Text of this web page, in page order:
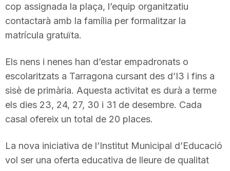
n
cop assignada la plaça, l’equip organitzatiu
contactarà amb la família per formalitzar la
matrícula gratuïta.
Els nens i nenes han d’estar empadronats o
escolaritzats a Tarragona cursant des d’I3 i fins a
sisè de primària. Aquesta activitat es durà a terme
els dies 23, 24, 27, 30 i 31 de desembre. Cada
casal ofereix un total de 20 places.
La nova iniciativa de l’Institut Municipal d’Educació
vol ser una oferta educativa de lleure de qualitat